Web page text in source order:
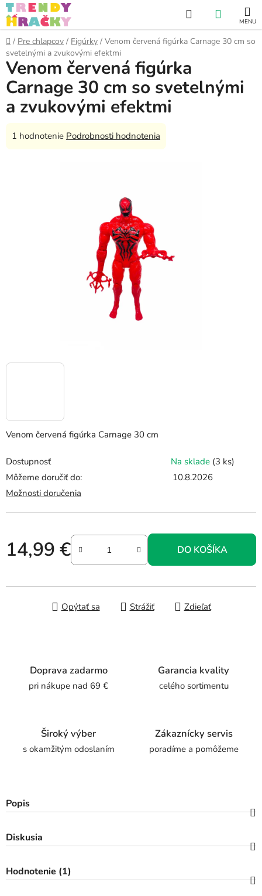
Prejsť
na
obsah
Hľadať
KOŠÍK
Domov
/ Pre chlapcov / Figúrky / Venom červená figúrka Carnage 30 cm so
svetelnými a zvukovými efektmi
Venom červená figúrka Carnage 30 cm
Dostupnosť Na sklade (3 ks)
Môžeme doručiť do:
10.8.2026
Možnosti doručenia
14,99 €
Jednotková cena:
DO KOŠÍKA
Opýtať sa Strážiť Zdieľať
Venom červená figúrka
Carnage 30 cm so svetelnými
a zvukovými efektmi
Priemerné
1 hodnotenie Podrobnosti hodnotenia
Doprava zadarmo
pri nákupe nad 69 €
Garancia kvality
celého sortimentu
Široký výber
s okamžitým odoslaním
Zákaznícky servis
poradíme a pomôžeme
Popis
Diskusia
Hodnotenie (1)